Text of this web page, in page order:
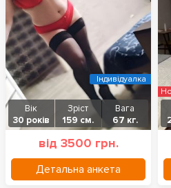
Вік
30 років
Зріст
159 см.
Вага
67 кг.
від 3500 грн.
Детальна анкета
Індивідуалка